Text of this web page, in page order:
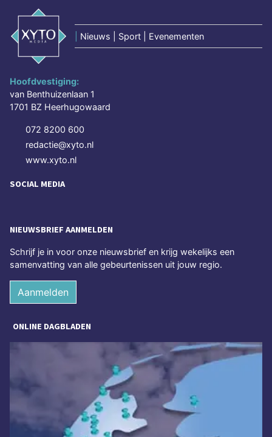
Nieuws | Sport | Evenementen
Hoofdvestiging:
van Benthuizenlaan 1
1701 BZ Heerhugowaard
072 8200 600
redactie@xyto.nl
www.xyto.nl
SOCIAL MEDIA
NIEUWSBRIEF AANMELDEN
Schrijf je in voor onze nieuwsbrief en krijg wekelijks een
samenvatting van alle gebeurtenissen uit jouw regio.
Aanmelden
ONLINE DAGBLADEN